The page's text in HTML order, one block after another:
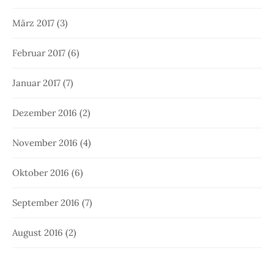
März 2017 (3)
Februar 2017 (6)
Januar 2017 (7)
Dezember 2016 (2)
November 2016 (4)
Oktober 2016 (6)
September 2016 (7)
August 2016 (2)